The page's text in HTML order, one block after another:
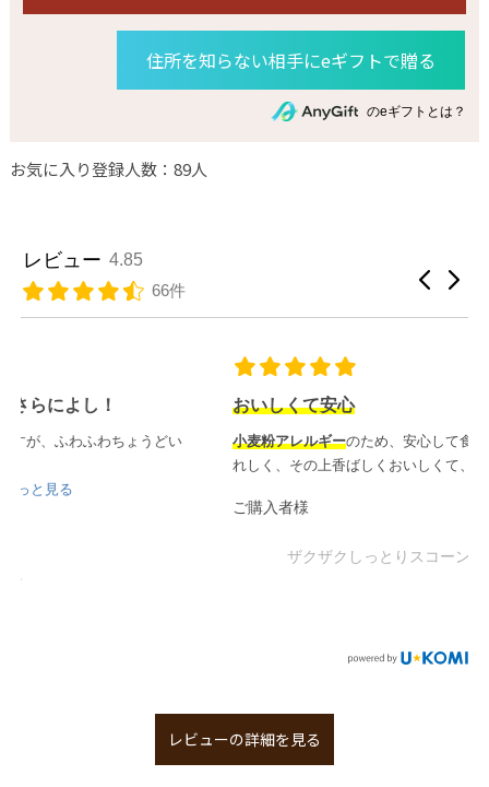
住所を知らない相手にeギフトで贈る
のeギフトとは？
お気に入り登録人数：89人
レビュー 4.85
66件
おいしくて安心
小麦粉アレルギー のため、安心して食べられることが何よりう
れしく、その上香ばしくおいしくて、このスコー... もっと見る
レビューの詳細を見る